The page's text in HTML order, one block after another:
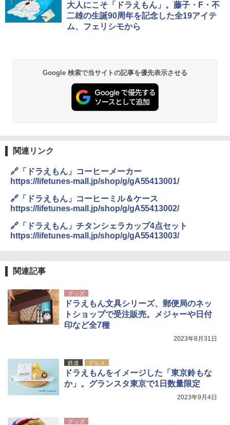
大人にこそ「ドラえもん」。藤子・F・不
二雄の生誕90周年を記念した全19アイテ
ム、フェリシモから
Google 検索で当サイトの記事を優先表示させる
関連リンク
🔗「ドラえもん」コーヒーメーカー
https://lifetunes-mall.jp/shop/g/gA55413001/
🔗「ドラえもん」コーヒーミル＆ケース
https://lifetunes-mall.jp/shop/g/gA55413002/
🔗「ドラえもん」チタンシェラカップ4点セット
https://lifetunes-mall.jp/shop/g/gA55413003/
関連記事
グッズ
ドラえもん文具シリーズ、郵便局のネッ
トショップで受注販売。メジャーや日付
印など全7種
2023年8月31日
鉄道 グルメ
ドラえもんをイメージした「東京鈴もな
か」。グランスタ東京で1日数量限定
2023年9月4日
グッズ